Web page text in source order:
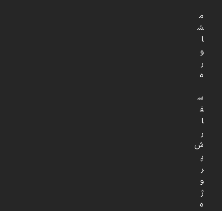
م
ش
ا
و
ر
ه
س
ف
ا
ر
ش
پ
ر
و
ژ
ه